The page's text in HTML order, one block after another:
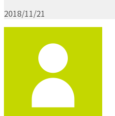
2018/11/21